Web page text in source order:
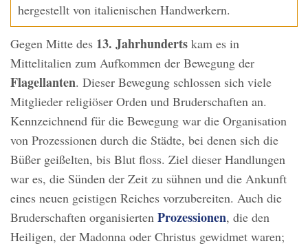
hergestellt von italienischen Handwerkern.
Gegen Mitte des 13. Jahrhunderts kam es in
Mittelitalien zum Aufkommen der Bewegung der
Flagellanten. Dieser Bewegung schlossen sich viele
Mitglieder religiöser Orden und Bruderschaften an.
Kennzeichnend für die Bewegung war die Organisation
von Prozessionen durch die Städte, bei denen sich die
Büßer geißelten, bis Blut floss. Ziel dieser Handlungen
war es, die Sünden der Zeit zu sühnen und die Ankunft
eines neuen geistigen Reiches vorzubereiten. Auch die
Bruderschaften organisierten Prozessionen, die den
Heiligen, der Madonna oder Christus gewidmet waren;